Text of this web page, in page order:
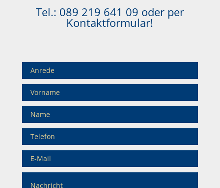
Tel.: 089 219 641 09 oder per
Kontaktformular!